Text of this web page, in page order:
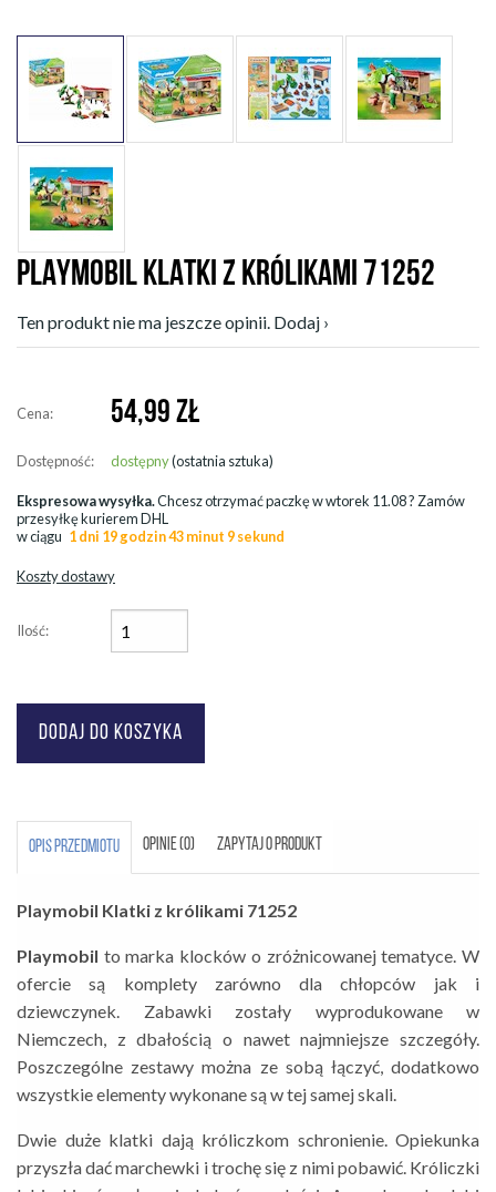
PLAYMOBIL KLATKI Z KRÓLIKAMI 71252
Ten produkt nie ma jeszcze opinii. Dodaj ›
Cena: 54,99 ZŁ
Dostępność: dostępny(ostatnia sztuka)
Ekspresowa wysyłka.Chcesz otrzymać paczkę wwtorek 11.08? Zamów
przesyłkę kurierem DHL
w ciągu 1 dni 19 godzin 43 minut 7 sekund
Koszty dostawy
Ilość:
OPIS PRZEDMIOTU OPINIE (0) ZAPYTAJ O PRODUKT
Playmobil Klatki z królikami 71252
Playmobil to marka klocków o zróżnicowanej tematyce. W
ofercie są komplety zarówno dla chłopców jak i
dziewczynek. Zabawki zostały wyprodukowane w
Niemczech, z dbałością o nawet najmniejsze szczegóły.
Poszczególne zestawy można ze sobą łączyć, dodatkowo
wszystkie elementy wykonane są w tej samej skali.
Dwie duże klatki dają króliczkom schronienie. Opiekunka
przyszła dać marchewki i trochę się z nimi pobawić. Króliczki